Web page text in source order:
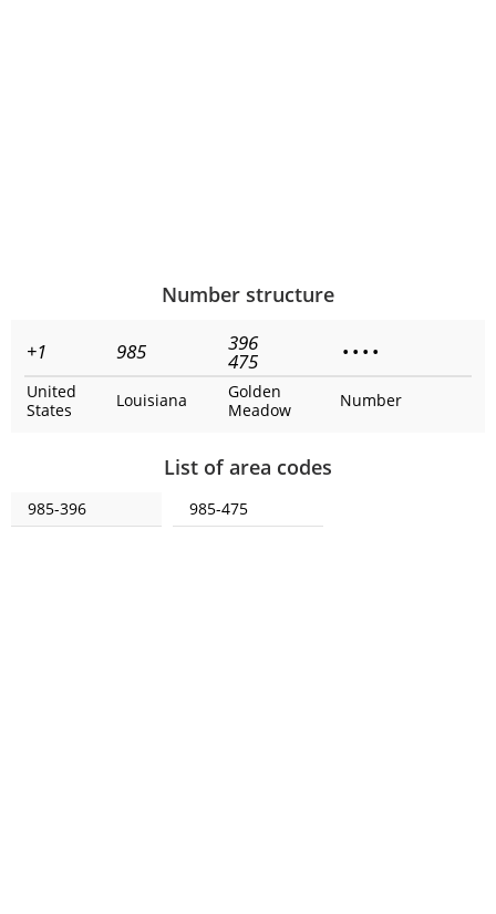
Number structure
+1 985 396
475 • • • •
United
States
Louisiana
Golden
Meadow
Number
List of area codes
985-396 985-475